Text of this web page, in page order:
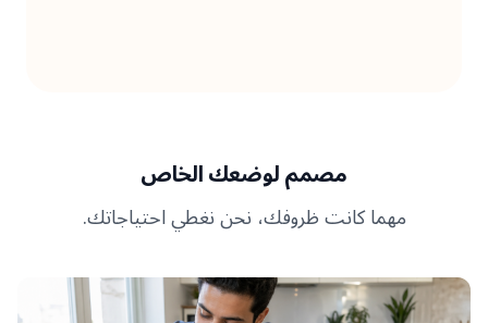
مصمم لوضعك الخاص
مهما كانت ظروفك، نحن نغطي احتياجاتك.